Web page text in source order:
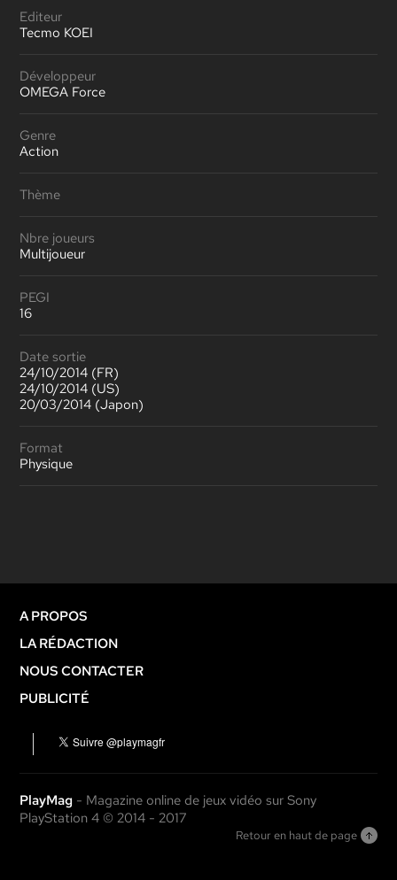
Editeur
Tecmo KOEI
Développeur
OMEGA Force
Genre
Action
Thème
Nbre joueurs
Multijoueur
PEGI
16
Date sortie
24/10/2014 (FR)
24/10/2014 (US)
20/03/2014 (Japon)
Format
Physique
A PROPOS
LA RÉDACTION
NOUS CONTACTER
PUBLICITÉ
PlayMag - Magazine online de jeux vidéo sur Sony
PlayStation 4 © 2014 - 2017
Retour en haut de page